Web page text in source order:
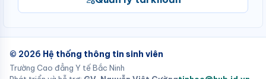
© 2026 Hệ thống thông tin sinh viên
Trường Cao đẳng Y tế Bắc Ninh